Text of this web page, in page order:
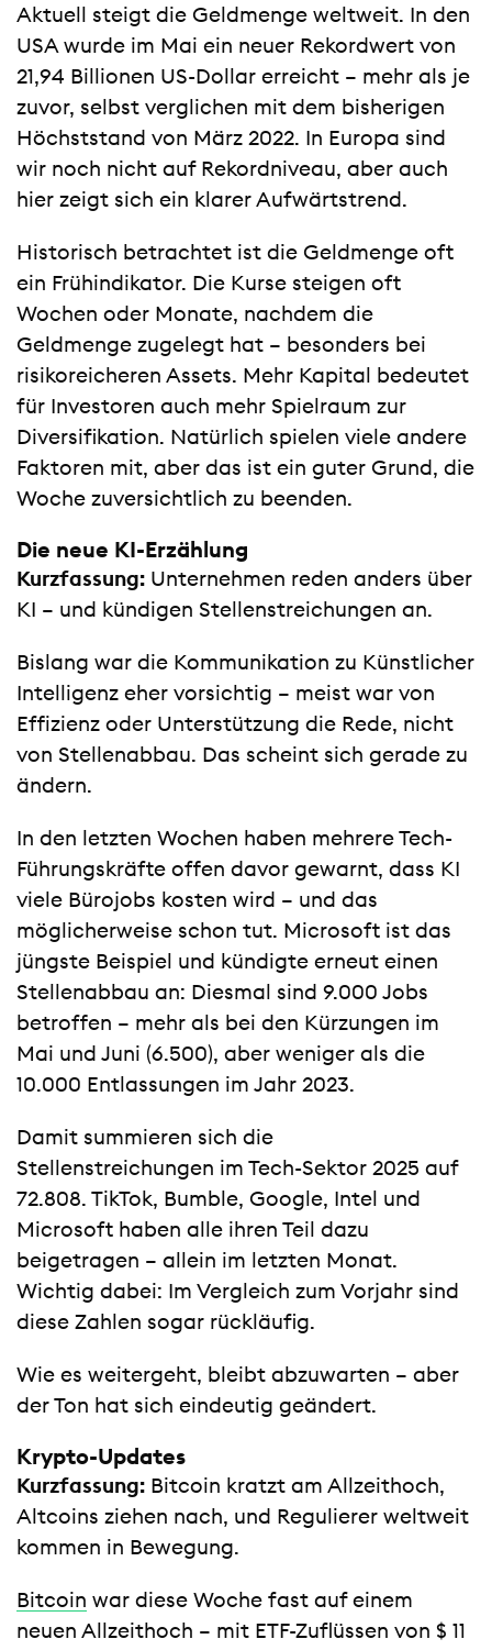
Aktuell steigt die Geldmenge weltweit. In den
USA wurde im Mai ein neuer Rekordwert von
21,94 Billionen US-Dollar erreicht – mehr als je
zuvor, selbst verglichen mit dem bisherigen
Höchststand von März 2022. In Europa sind
wir noch nicht auf Rekordniveau, aber auch
hier zeigt sich ein klarer Aufwärtstrend.
Historisch betrachtet ist die Geldmenge oft
ein Frühindikator. Die Kurse steigen oft
Wochen oder Monate, nachdem die
Geldmenge zugelegt hat – besonders bei
risikoreicheren Assets. Mehr Kapital bedeutet
für Investoren auch mehr Spielraum zur
Diversifikation. Natürlich spielen viele andere
Faktoren mit, aber das ist ein guter Grund, die
Woche zuversichtlich zu beenden.
Die neue KI-Erzählung
Kurzfassung: Unternehmen reden anders über
KI – und kündigen Stellenstreichungen an.
Bislang war die Kommunikation zu Künstlicher
Intelligenz eher vorsichtig – meist war von
Effizienz oder Unterstützung die Rede, nicht
von Stellenabbau. Das scheint sich gerade zu
ändern.
In den letzten Wochen haben mehrere Tech-
Führungskräfte offen davor gewarnt, dass KI
viele Bürojobs kosten wird – und das
möglicherweise schon tut. Microsoft ist das
jüngste Beispiel und kündigte erneut einen
Stellenabbau an: Diesmal sind 9.000 Jobs
betroffen – mehr als bei den Kürzungen im
Mai und Juni (6.500), aber weniger als die
10.000 Entlassungen im Jahr 2023.
Damit summieren sich die
Stellenstreichungen im Tech-Sektor 2025 auf
72.808. TikTok, Bumble, Google, Intel und
Microsoft haben alle ihren Teil dazu
beigetragen – allein im letzten Monat.
Wichtig dabei: Im Vergleich zum Vorjahr sind
diese Zahlen sogar rückläufig.
Wie es weitergeht, bleibt abzuwarten – aber
der Ton hat sich eindeutig geändert.
Krypto-Updates
Kurzfassung: Bitcoin kratzt am Allzeithoch,
Altcoins ziehen nach, und Regulierer weltweit
kommen in Bewegung.
Bitcoin war diese Woche fast auf einem
neuen Allzeithoch – mit ETF-Zuflüssen von $ 11